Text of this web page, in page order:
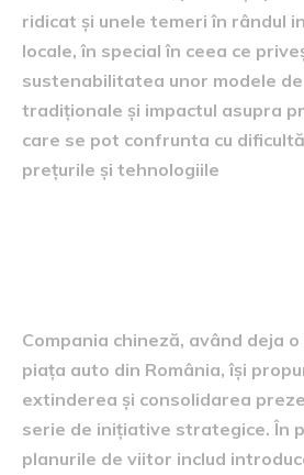
ridicat și unele temeri în rândul
locale, în special în ceea ce
sustenabilitatea unor modele
tradiționale și impactul asupra
care se pot confrunta cu
prețurile și tehnologiile
Compania chineză, având deja
piața auto din România, își
extinderea și consolidarea
serie de inițiative strategice. În
planurile de viitor includ